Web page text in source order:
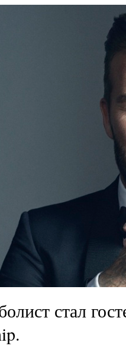
стал